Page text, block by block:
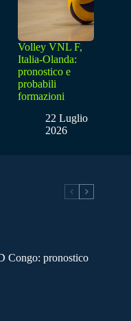
Volley VNL F,
Italia-Olanda:
pronostico e
probabili
formazioni
22 Luglio
2026
Congo: pronostico